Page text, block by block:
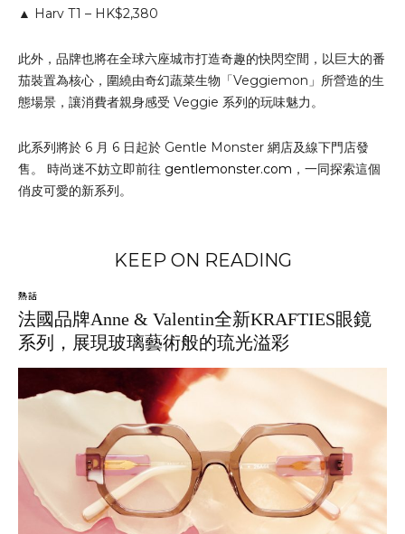
▲ Harv T1 – HK$2,380
此外，品牌也將在全球六座城市打造奇趣的快閃空間，以巨大的番
茄裝置為核心，圍繞由奇幻蔬菜生物「Veggiemon」所營造的生
態場景，讓消費者親身感受 Veggie 系列的玩味魅力。
此系列將於 6 月 6 日起於 Gentle Monster 網店及線下門店發
售。 時尚迷不妨立即前往 gentlemonster.com ，一同探索這個
俏皮可愛的新系列。
KEEP ON READING
熱話
法國品牌Anne & Valentin全新KRAFTIES眼鏡
系列，展現玻璃藝術般的琉光溢彩